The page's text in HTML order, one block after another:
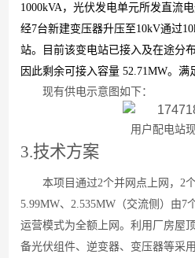
1000kVA ，光伏发电单元所发直流
经7台新建变压器升压至10kV通过
站。目前该变电站已接入及在途分
因此剩余可接入容量 52.71MW。满
现有供电示意图如下：
用户配电站
3.技术方案
本项目通过2个并网点上网 ，2
5.99MW、2.535MW （交流侧） 由7
运营模式为全额上网。利用厂房屋
备光伏组件、逆变器、变压器等采